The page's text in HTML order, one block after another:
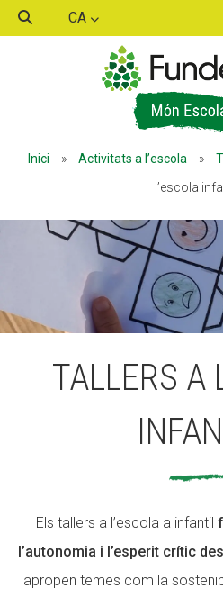
CA
Inici » Activitats a l’escola »
l’escola
TALLERS A
Els tallers a l’escola a infantil
l’autonomia i l’esperit crític
apropen temes com la
MÓN
ALBERG
CASES DE
ACCIÓ